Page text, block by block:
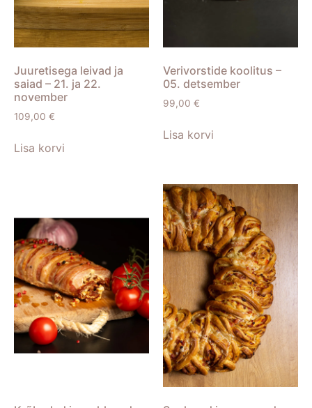
Juuretisega leivad ja
saiad – 21. ja 22.
november
109,00 €
Lisa korvi
Verivorstide koolitus –
05. detsember
99,00 €
Lisa korvi